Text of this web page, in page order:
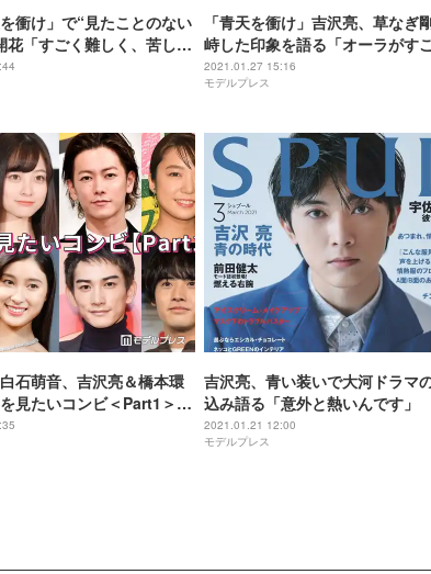
衝け」で“見たことのない
花「すごく難しく、苦しか
「青天を衝け」吉沢亮、草なぎ
峙した印象を語る「オーラがす
2021.01.27 15:16
モデルプレス
石萌音、吉沢亮＆橋本環
見たいコンビ＜Part1＞
ート結果】
吉沢亮、青い装いで大河ドラマ
込み語る「意外と熱いんです」
2021.01.21 12:00
モデルプレス